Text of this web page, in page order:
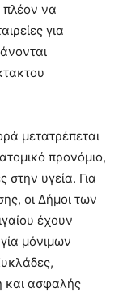
πλέον να
για
μετατρέπεται
προνόμιο,
στην υγεία. Για
οι Δήμοι των
έχουν
μόνιμων
και ασφαλής